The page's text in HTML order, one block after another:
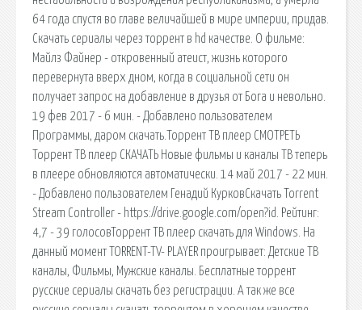
64 года спустя во главе величайшей в мире империи, придав.
Скачать сериалы через торрент в hd качестве. О фильме:
Майлз Файнер - откровенный атеист, жизнь которого
перевернута вверх дном, когда в социальной сети он
получает запрос на добавление в друзья от Бога и невольно.
19 фев 2017 - 6 мин. - Добавлено пользователем
Программы, даром скачать.Торрент ТВ плеер СМОТРЕТЬ
Торрент ТВ плеер СКАЧАТЬ Новые фильмы и каналы ТВ теперь
в плеере обновляются автоматически. 14 май 2017 - 22 мин.
- Добавлено пользователем Генадий КурковСкачать Torrent
Stream Controller - https://drive.google.com/open?id. Рейтинг:
4,7 - 39 голосовТоррент ТВ плеер скачать для Windows. На
данный момент TORRENT-TV- PLAYER проигрывает: Детские ТВ
каналы, Фильмы, Мужские каналы. Бесплатные торрент
русские сериалы скачать без регистрации. А так же все